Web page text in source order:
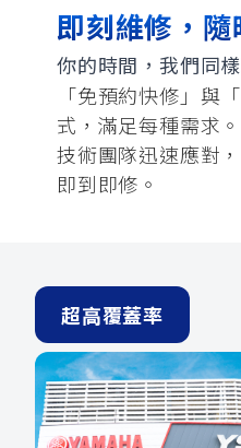
YZF-R15
150
550+
MT-
03
251~549
AUGUR
150
2.0
RS NEO
125
即刻維修，隨
你的時間，我們同
「免預約快修」與
式，滿足每種需求。
技術團隊迅速應對
即到即修。
超高覆蓋率